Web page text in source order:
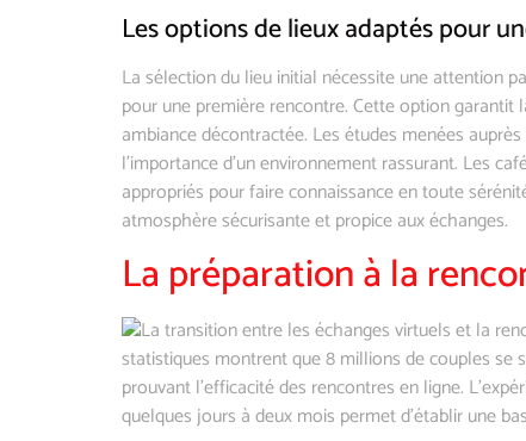
Les options de lieux adaptés pour
La sélection du lieu initial nécessite une attention
pour une première rencontre. Cette option
ambiance décontractée. Les études menées
l’importance d’un environnement rassurant. Les
appropriés pour faire connaissance en toute
atmosphère sécurisante et propice aux échanges.
La préparation à la
La transition entre les échanges virtuels et la
statistiques montrent que 8 millions de couples
prouvant l’efficacité des rencontres en ligne.
quelques jours à deux mois permet d’établir une